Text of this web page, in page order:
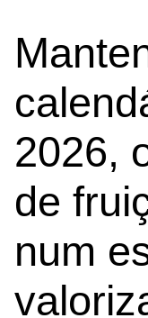
2026,
de
num